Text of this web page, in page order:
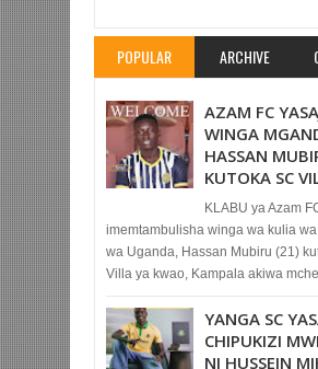
POPULAR ARCHIVE
AZAM FC
WINGA
HASSAN
KUTOKA SC
KLABU ya Azam
imemtambulisha winga wa kulia
wa Uganda, Hassan Mubiru (21)
Villa ya kwao, Kampala akiwa
YANGA SC
CHIPUKIZI
NI HUSSEIN